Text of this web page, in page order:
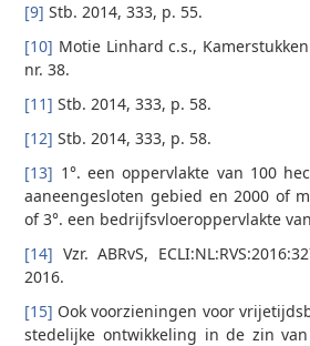
[9] Stb. 2014, 333, p. 55.
[10] Motie Linhard c.s.,
nr. 38.
[11] Stb. 2014, 333, p. 58.
[12] Stb. 2014, 333, p. 58.
[13] 1°. een oppervlakte van 100
aaneengesloten gebied en 2000 of
of 3°. een bedrijfsvloeroppervlakte
[14] Vzr. ABRvS,
2016.
[15] Ook voorzieningen voor
stedelijke ontwikkeling in de zin van